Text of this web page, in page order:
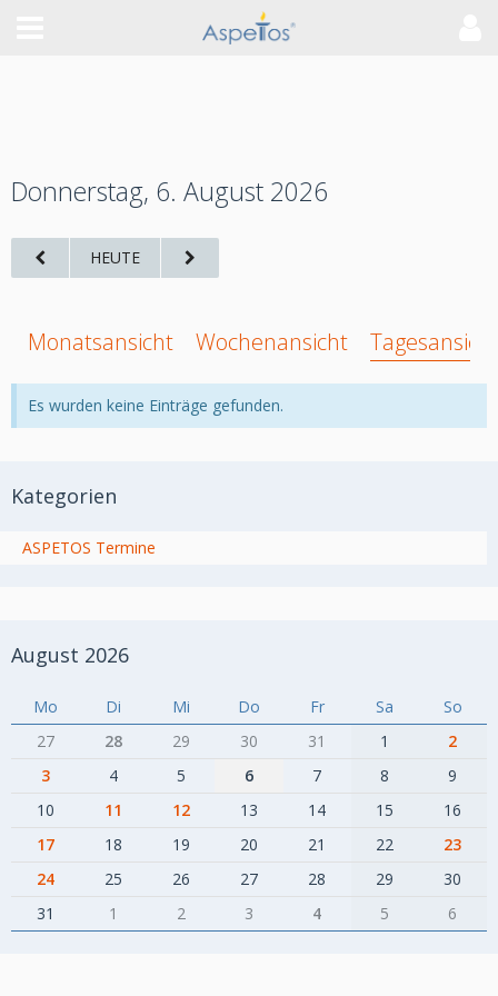
Donnerstag, 6. August 2026
HEUTE
Monatsansicht Wochenansicht Tagesansicht
Es wurden keine Einträge gefunden.
Kategorien
ASPETOS Termine
August 2026
Mo Di Mi Do Fr Sa
So
27
28 29 30 31 1
2
3
4 5 6 7 8
9
10
11 12 13 14 15
16
17
18 19 20 21 22
23
24
25 26 27 28 29
30
31
1 2 3 4 5 6